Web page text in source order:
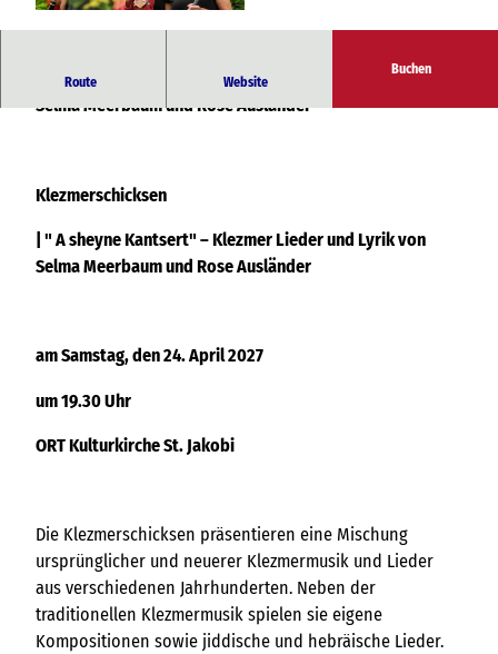
Route Website
Buchen
" A sheyne Kantsert" – Klezmer Lieder und Lyrik von
Selma Meerbaum und Rose Ausländer
Klezmerschicksen
| " A sheyne Kantsert" – Klezmer Lieder und Lyrik von
Selma Meerbaum und Rose Ausländer
am Samstag, den 24. April 2027
um 19.30 Uhr
ORT Kulturkirche St. Jakobi
Die Klezmerschicksen präsentieren eine Mischung
ursprünglicher und neuerer Klezmermusik und Lieder
aus verschiedenen Jahrhunderten. Neben der
traditionellen Klezmermusik spielen sie eigene
Kompositionen sowie jiddische und hebräische Lieder.